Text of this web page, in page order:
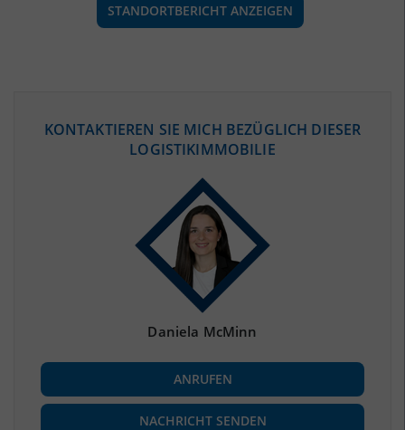
STANDORTBERICHT ANZEIGEN
(STAND: 12/2019)
(Landkreis / Kreisfreie Stadt)
BESCHÄFTIGUNG
Beschäftigte
(Landkreis / Kreisfreie Stadt)
60.353
KONTAKTIEREN SIE MICH BEZÜGLICH DIESER
LOGISTIKIMMOBILIE
Daniela McMinn
ANRUFEN
NACHRICHT SENDEN